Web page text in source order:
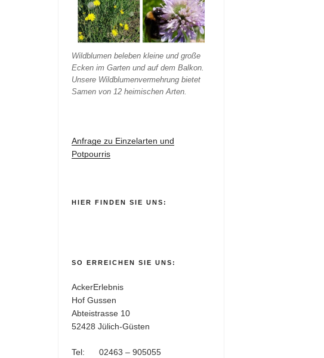
Wildblumen beleben kleine und große
Ecken im Garten und auf dem Balkon.
Unsere Wildblumenvermehrung bietet
Samen von 12 heimischen Arten.
Anfrage zu Einzelarten und
Potpourris
HIER FINDEN SIE UNS:
SO ERREICHEN SIE UNS:
AckerErlebnis
Hof Gussen
Abteistrasse 10
52428 Jülich-Güsten
Tel: 02463 – 905055